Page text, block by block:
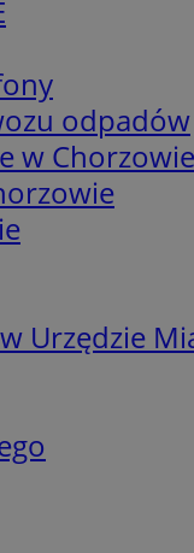
odpadów
w Chorzowie
Urzędzie